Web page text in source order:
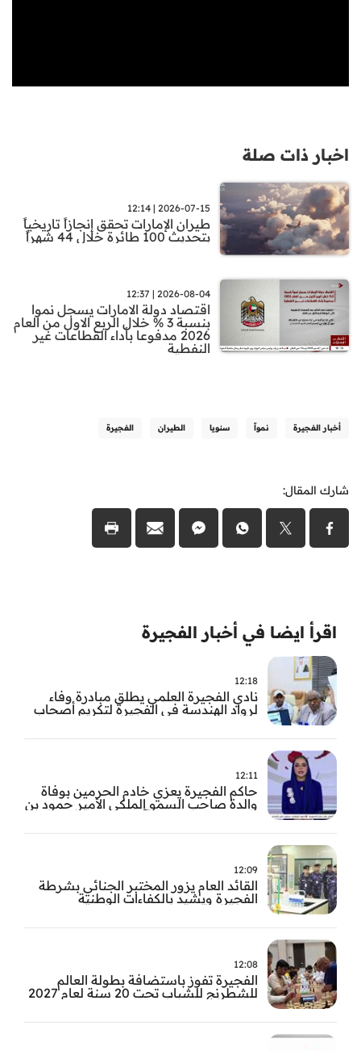
اخبار ذات صلة
2026-07-15 | 12:14
طيران الإمارات تحقق إنجازاً تاريخياً
بتحديث 100 طائرة خلال 44 شهراً
2026-08-04 | 12:37
اقتصاد دولة الامارات يسجل نموا
بنسبة 3 % خلال الربع الاول من العام
2026 مدفوعا بأداء القطاعات غير
النفطية
أخبار الفجيرة نمواّ سنويا الطيران الفجيرة
شارك المقال:
اقرأ ايضا في أخبار الفجيرة
12:18
نادي الفجيرة العلمي يطلق مبادرة وفاء
لرواد الهندسة في الفجيرة لتكريم أصحاب
12:11
حاكم الفجيرة يعزي خادم الحرمين بوفاة
والدة صاحب السمو الملكي الأمير حمود بن
12:09
القائد العام يزور المختبر الجنائي بشرطة
الفجيرة ويشيد بالكفاءات الوطنية
12:08
الفجيرة تفوز باستضافة بطولة العالم
للشطرنج للشباب تحت 20 سنة لعام 2027